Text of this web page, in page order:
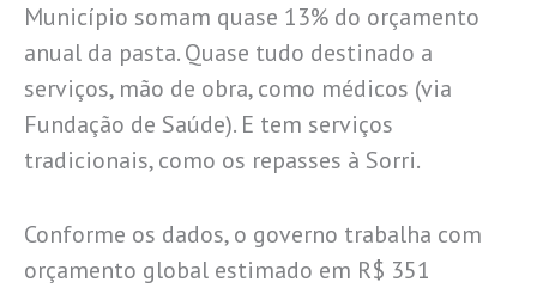
Município somam quase 13% do orçamento
anual da pasta. Quase tudo destinado a
serviços, mão de obra, como médicos (via
Fundação de Saúde). E tem serviços
tradicionais, como os repasses à Sorri.
Conforme os dados, o governo trabalha com
orçamento global estimado em R$ 351